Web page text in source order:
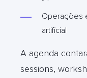
Operações
artificial
A agenda
sessions,